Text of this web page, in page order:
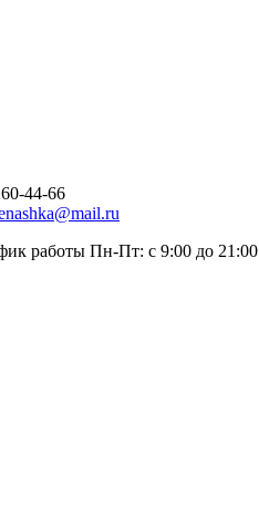
44-66
работы Пн-Пт: с 9:00 до